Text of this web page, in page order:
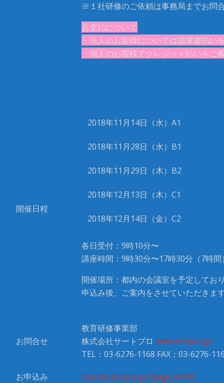
※１社研修のご依頼は事務局までお問
お支払について
・法人のお客様については請求書払い
・個人のお客様でクレジット払いを
開催日程
2018年11月14日（水）A1
2018年11月28日（水）B1
2018年11月29日（木）B2
2018年12月13日（木）C1
2018年12月14日（金）C2
各日受付：9時10分〜
講座時間：9時30分〜17時30分（7時間
開催場所：都内の会議室を予定してお
申込み後、ご案内をさせていただきま
お問合せ
教育研修事業部
株式会社サートプロ www.certpro.jp
TEL：03-6276-1168 FAX：03-6276-
お申込み course.certpro.jp/?page_id=63